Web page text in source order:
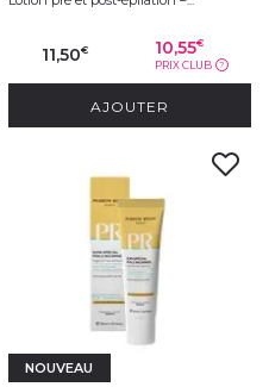
11,50€ 10,55€
PRIX CLUB ?
AJOUTER
NOUVEAU